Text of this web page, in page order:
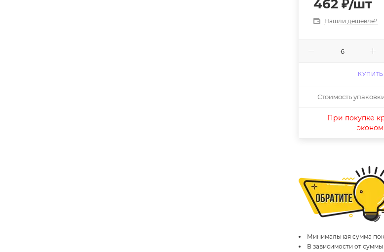
462 ₽/шт
Нашли дешевле?
Стоимость
При покупке
Минимальная сумма
В зависимости от суммы